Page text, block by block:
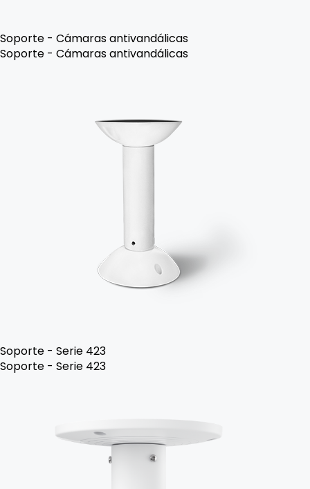
Soporte - Cámaras antivandálicas
Soporte - Cámaras antivandálicas
Soporte - Serie 423
Soporte - Serie 423